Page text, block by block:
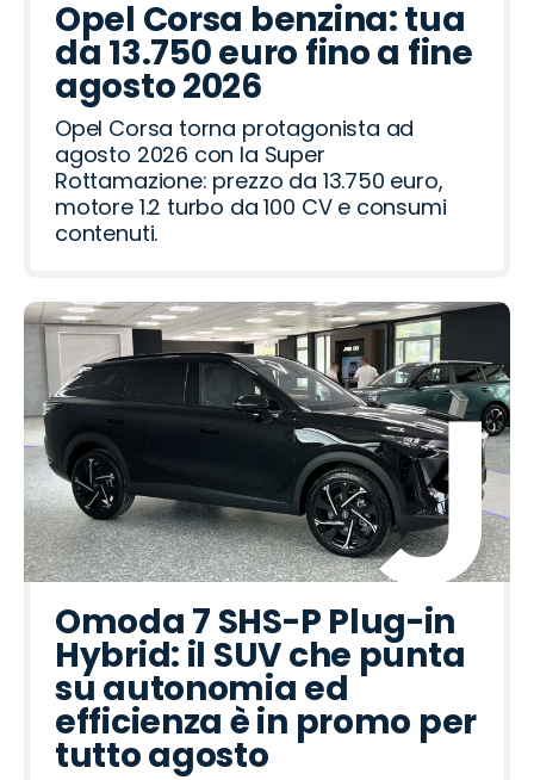
a
R
o
m
e
o
i
a
R
o
v
e
r
d
a
i
t
h
a
e
o
t
o
o
o
ë
n
a
Opel Corsa benzina: tua
da 13.750 euro fino a fine
agosto 2026
Opel Corsa torna protagonista ad
agosto 2026 con la Super
Rottamazione: prezzo da 13.750 euro,
motore 1.2 turbo da 100 CV e consumi
contenuti.
Omoda 7 SHS-P Plug-in
Hybrid: il SUV che punta
su autonomia ed
efficienza è in promo per
tutto agosto